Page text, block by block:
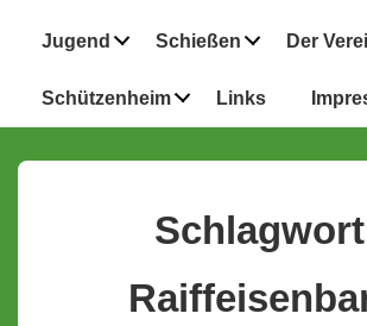
Jugend Schießen Der
Schützenheim Links